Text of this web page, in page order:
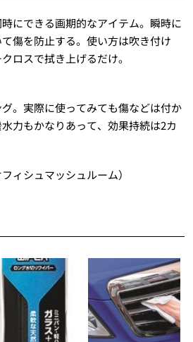
にできる画期的なアイテム。瞬時に
傷を防止する。使い方は吹き付け
ロスで拭き上げるだけ。
グ。実際に使ってみても傷などは付か
力もかなりあって、効果持続は2カ
ィシュマッシュルーム）